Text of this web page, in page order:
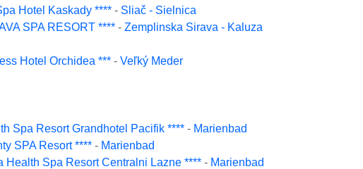
Hotel Kaskady **** - Sliač - Sielnica
SPA RESORT **** - Zemplinska Sirava - Kaluza
Hotel Orchidea *** - Veľký Meder
Spa Resort Grandhotel Pacifik **** - Marienbad
SPA Resort **** - Marienbad
Health Spa Resort Centralni Lazne **** - Marienbad